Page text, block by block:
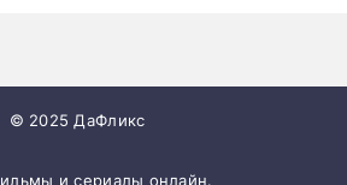
© 2025 ДаФликс
и сериалы онлайн.